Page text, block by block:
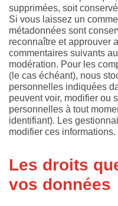
supprimées, soit
Si vous laissez un
métadonnées sont
reconnaître et approuver
commentaires suivants
modération. Pour les
(le cas échéant), nous
personnelles indiquées
peuvent voir, modifier ou
personnelles à tout
identifiant). Les
modifier ces informations.
Les droits
vos données